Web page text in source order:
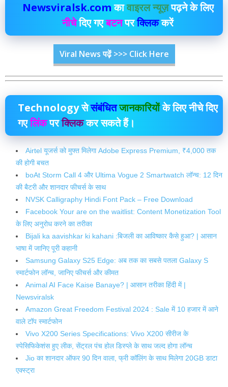
Newsviralsk.comकावाइरल न्यूज़पढ़ने के लिए
नीचेदिए गएबटनपरक्लिककरें
Viral News पढ़ें >>> Click Here
Technologyसेसंबंधितजानकारियोंके लिए नीचे दिए
गएलिंकपरक्लिककर सकते हैं।
Airtel यूजर्स को मुफ्त मिलेगा Adobe Express Premium, ₹4,000 तक
की होगी बचत
boAt Storm Call 4 और Ultima Vogue 2 Smartwatch लॉन्च: 12 दिन
की बैटरी और शानदार फीचर्स के साथ
NVSK Calligraphy Hindi Font Pack – Free Download
Facebook Your are on the waitlist: Content Monetization Tool
के लिए अनुरोध करने का तरीका
Bijali ka aavishkar ki kahani :बिजली का आविष्कार कैसे हुआ? | आसान
भाषा में जानिए पूरी कहानी
Samsung Galaxy S25 Edge: अब तक का सबसे पतला Galaxy S
स्मार्टफोन लॉन्च, जानिए फीचर्स और कीमत
Animal AI Face Kaise Banaye? | आसान तरीका हिंदी में |
Newsviralsk
Amazon Great Freedom Festival 2024 : Sale में 10 हजार में आने
वाले टॉप स्मार्टफोन
Vivo X200 Series Specifications: Vivo X200 सीरीज के
स्पेसिफिकेशंस हुए लीक, सेंट्रल पंच होल डिस्प्ले के साथ जल्द होगा लॉन्च
Jio का शानदार ऑफर 90 दिन वाला, फ्री कॉलिंग के साथ मिलेगा 20GB डाटा
एक्स्ट्रा